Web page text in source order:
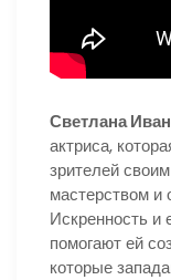
Светлана
актриса,
зрителей
мастерством и
Искренность и
помогают ей
которые